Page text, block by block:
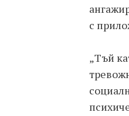
с
„Тъй